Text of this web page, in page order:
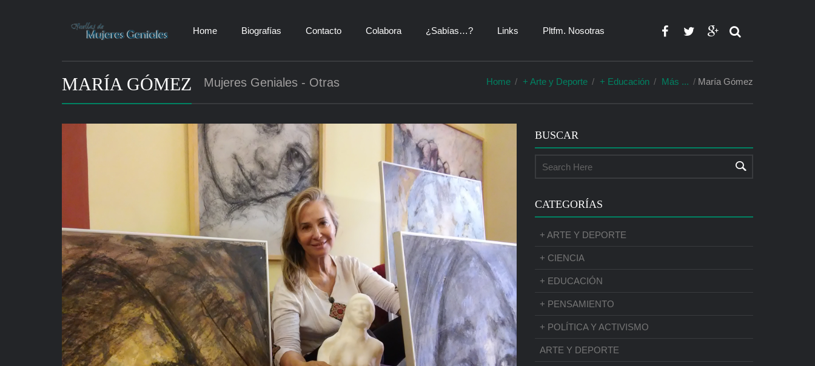
Home Biografías Contacto Colabora ¿Sabías…? Links Pltfm. Nosotras
MARÍA GÓMEZ Mujeres Geniales - Otras Home + Arte y Deporte + Educación Más ... María Gómez
BUSCAR
CATEGORÍAS
+ ARTE Y DEPORTE
+ CIENCIA
+ EDUCACIÓN
+ PENSAMIENTO
+ POLÍTICA Y ACTIVISMO
ARTE Y DEPORTE